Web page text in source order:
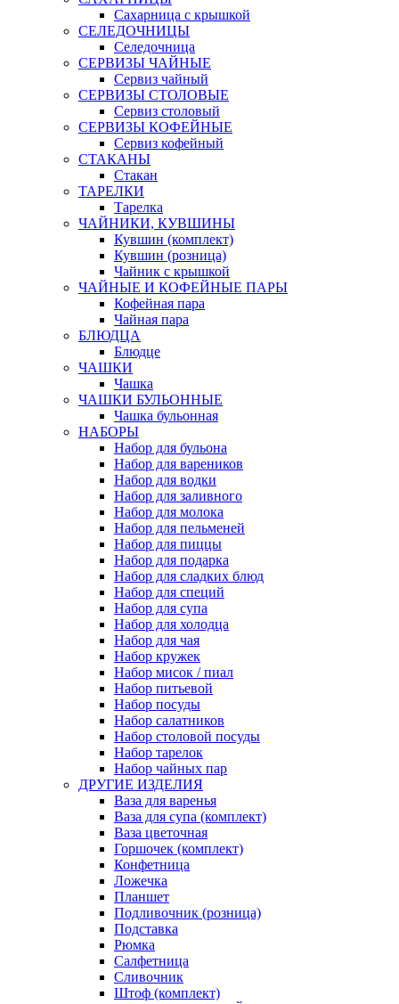
Сахарница с крышкой
СЕЛЕДОЧНИЦЫ
Селедочница
СЕРВИЗЫ ЧАЙНЫЕ
Сервиз чайный
СЕРВИЗЫ СТОЛОВЫЕ
Сервиз столовый
СЕРВИЗЫ КОФЕЙНЫЕ
Сервиз кофейный
СТАКАНЫ
Стакан
ТАРЕЛКИ
Тарелка
ЧАЙНИКИ, КУВШИНЫ
Кувшин (комплект)
Кувшин (розница)
Чайник с крышкой
ЧАЙНЫЕ И КОФЕЙНЫЕ ПАРЫ
Кофейная пара
Чайная пара
БЛЮДЦА
Блюдце
ЧАШКИ
Чашка
ЧАШКИ БУЛЬОННЫЕ
Чашка бульонная
НАБОРЫ
Набор для бульона
Набор для вареников
Набор для водки
Набор для заливного
Набор для молока
Набор для пельменей
Набор для пиццы
Набор для подарка
Набор для сладких блюд
Набор для специй
Набор для супа
Набор для холодца
Набор для чая
Набор кружек
Набор мисок / пиал
Набор питьевой
Набор посуды
Набор салатников
Набор столовой посуды
Набор тарелок
Набор чайных пар
ДРУГИЕ ИЗДЕЛИЯ
Ваза для варенья
Ваза для супа (комплект)
Ваза цветочная
Горшочек (комплект)
Конфетница
Ложечка
Планшет
Подливочник (розница)
Подставка
Рюмка
Салфетница
Сливочник
Штоф (комплект)